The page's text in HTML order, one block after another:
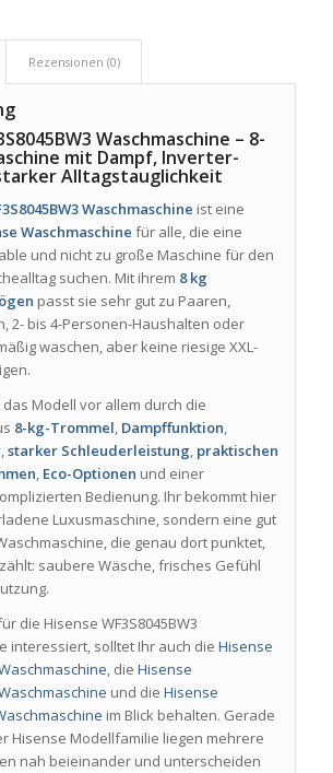
Rezensionen (0)
Waschmaschine – 8-
mit Dampf, Inverter-
Alltagstauglichkeit
Waschmaschine ist eine
Waschmaschine für alle, die eine
und nicht zu große Maschine für den
suchen. Mit ihrem 8 kg
passt sie sehr gut zu Paaren,
2- bis 4-Personen-Haushalten oder
waschen, aber keine riesige XXL-
Modell vor allem durch die
8-kg-Trommel, Dampffunktion,
,starker Schleuderleistung, praktischen
, Eco-Optionen und einer
Bedienung. Ihr bekommt hier
Luxusmaschine, sondern eine gut
die genau dort punktet,
saubere Wäsche, frisches Gefühl
die Hisense WF3S8045BW3
interessiert, solltet Ihr auch die Hisense
, die Hisense
und die Hisense
im Blick behalten. Gerade
Hisense Modellfamilie liegen mehrere
nah beieinander und unterscheiden